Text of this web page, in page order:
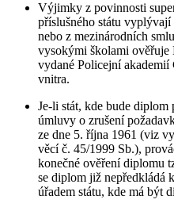
Výjimky z povinnosti
příslušného státu vyplývají
nebo z mezinárodních
vysokými školami
vydané Policejní
vnitra.
Je-li stát, kde bude diplom
úmluvy o zrušení
ze dne 5. října 1961 (viz
věcí č. 45/1999 Sb.),
konečné ověření diplomu
se diplom již nepředkládá
úřadem státu, kde má být